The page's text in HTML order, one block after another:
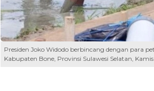
Presiden Joko Widodo berbincang dengan para
Kabupaten Bone, Provinsi Sulawesi Selatan,